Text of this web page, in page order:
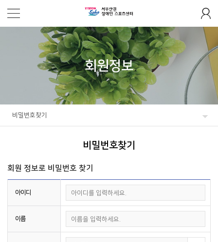
회원정보
비밀번호찾기
비밀번호찾기
회원 정보로 비밀번호 찾기
아이디
이름